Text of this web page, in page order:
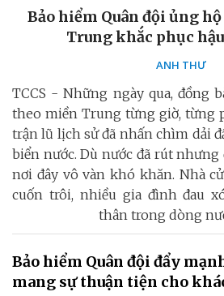
Bảo hiểm Quân đội ủng
Trung khắc phục
ANH THƯ
TCCS - Những ngày qua, đồng
theo miền Trung từng giờ, từng
trận lũ lịch sử đã nhấn chìm dải
biển nước. Dù nước đã rút nhưng
nơi đây vô vàn khó khăn. Nhà
cuốn trôi, nhiều gia đình đau
thân trong dòng
Bảo hiểm Quân đội đẩy
mang sự thuận tiện cho